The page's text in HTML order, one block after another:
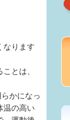
なります
とは、
かになっ
温の高い